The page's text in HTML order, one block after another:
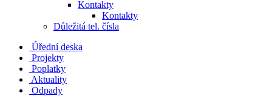
Kontakty
Kontakty
Důležitá tel. čísla
Úřední deska
Projekty
Poplatky
Aktuality
Odpady